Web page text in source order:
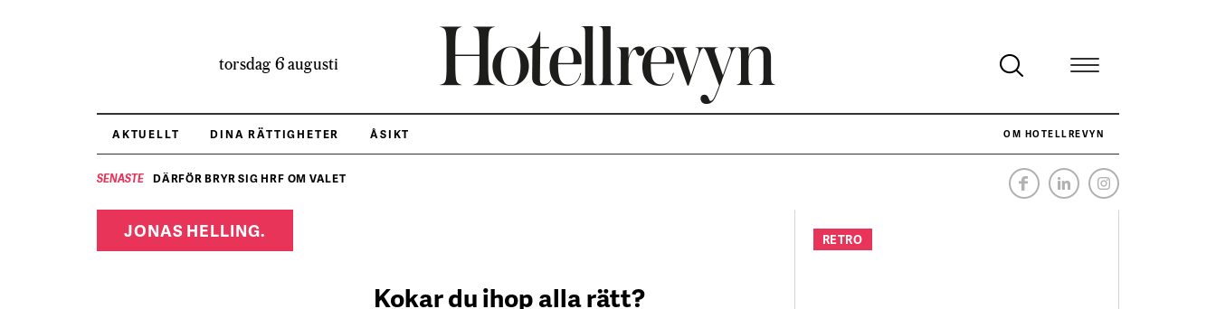
torsdag 6 augusti
AKTUELLT DINA RÄTTIGHETER ÅSIKT OM HOTELLREVYN
SENASTE DÄRFÖR BRYR SIG HRF OM VALET NÄR HOTELLREVYN SLOG SVENSKT REKORD I SIMPELHET
JONAS HELLING.
Kokar du ihop alla rätt?
RETRO